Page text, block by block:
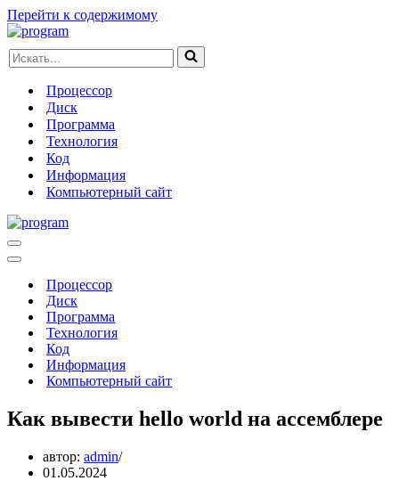
Перейти к содержимому
Искать...
Процессор
Диск
Программа
Технология
Код
Информация
Компьютерный сайт
Меню
навигации
Меню
навигацииПроцессор
Диск
Программа
Технология
Код
Информация
Компьютерный сайт
Как вывести hello world на ассемблере
автор: admin
01.05.2024